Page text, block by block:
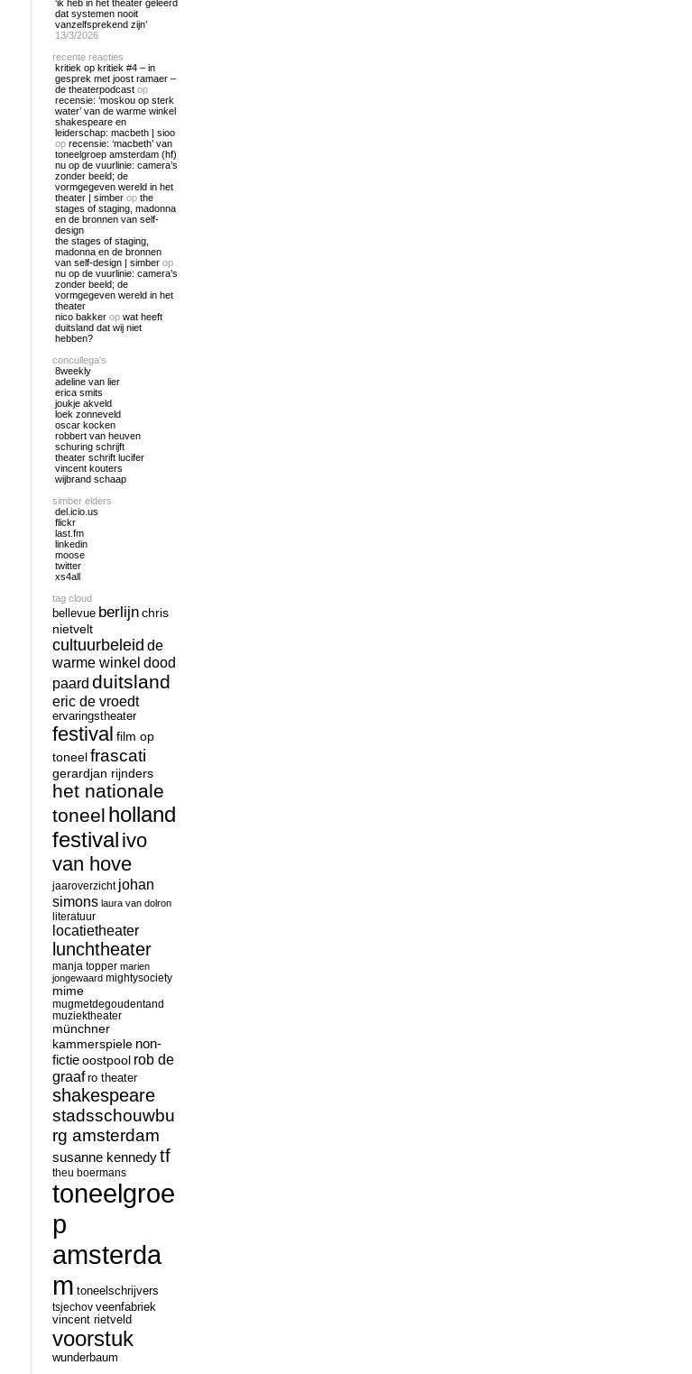
‘ik heb in het theater geleerd
dat systemen nooit
vanzelfsprekend zijn’
13/3/2026
recente reacties
kritiek op kritiek #4 – in
gesprek met joost ramaer –
de theaterpodcast op
recensie: ‘moskou op sterk
water’ van de warme winkel
shakespeare en
leiderschap: macbeth | sioo
op recensie: ‘macbeth’ van
toneelgroep amsterdam (hf)
nu op de vuurlinie: camera’s
zonder beeld; de
vormgegeven wereld in het
theater | simber op the
stages of staging, madonna
en de bronnen van self-
design
the stages of staging,
madonna en de bronnen
van self-design | simber op
nu op de vuurlinie: camera’s
zonder beeld; de
vormgegeven wereld in het
theater
nico bakker op wat heeft
duitsland dat wij niet
hebben?
concullega's
8weekly
adeline van lier
erica smits
joukje akveld
loek zonneveld
oscar kocken
robbert van heuven
schuring schrijft
theater schrift lucifer
vincent kouters
wijbrand schaap
simber elders
del.icio.us
flickr
last.fm
linkedin
moose
twitter
xs4all
tag cloud
bellevue berlijnchris
nietvelt
cultuurbeleid de
warme winkel dood
paard duitsland
eric de vroedt
ervaringstheater
festival film op
toneelfrascati
gerardjan rijnders
het nationale
toneel holland
festival ivo
van hove
jaaroverzicht johan
simons laura van dolron
literatuur
locatietheater
lunchtheater
manja topper marien
jongewaard mightysociety
mime
mugmetdegoudentand
muziektheater
münchner
kammerspiele non-
fictieoostpool rob de
graaf ro theater
shakespeare
stadsschouwbu
rg amsterdam
susanne kennedytf
theu boermans
toneelgroe
p
amsterda
m toneelschrijvers
tsjechov veenfabriek
vincent rietveld
voorstuk
wunderbaum